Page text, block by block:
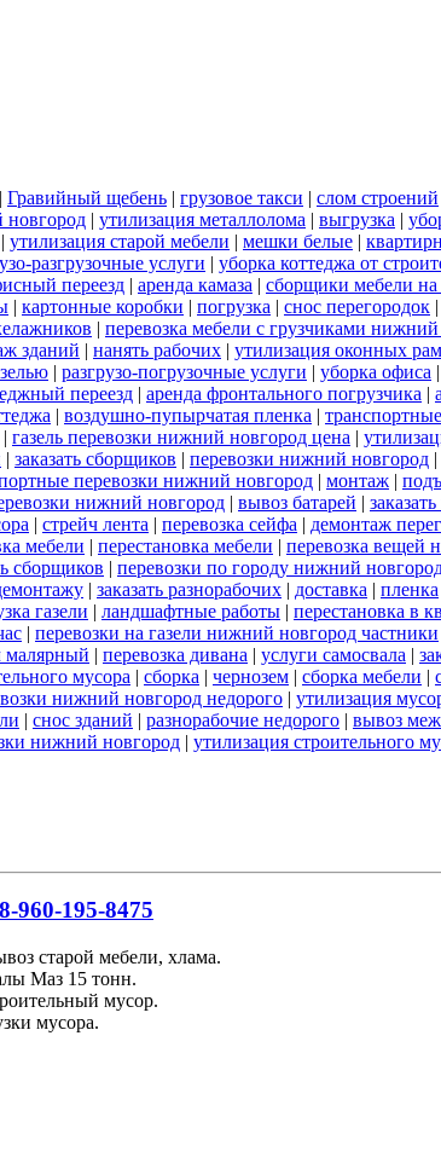
| Гравийный щебень | грузовое такси | слом строений
новгород | утилизация металлолома | выгрузка |
| утилизация старой мебели | мешки белые |
разгрузочные услуги | уборка коттеджа от
переезд | аренда камаза | сборщики мебели на
| картонные коробки | погрузка | снос перегородок |
| перевозка мебели с грузчиками
зданий | нанять рабочих | утилизация оконных рам
| разгрузо-погрузочные услуги | уборка офиса |
переезд | аренда фронтального погрузчика |
| воздушно-пупырчатая пленка |
| газель перевозки нижний новгород цена |
| заказать сборщиков | перевозки нижний новгород |
перевозки нижний новгород | монтаж |
нижний новгород | вывоз батарей |
| стрейч лента | перевозка сейфа | демонтаж
мебели | перестановка мебели | перевозка вещей
сборщиков | перевозки по городу нижний
| заказать разнорабочих | доставка | пленка
газели | ландшафтные работы | перестановка в
| перевозки на газели нижний новгород частники
малярный | перевозка дивана | услуги самосвала |
мусора | сборка | чернозем | сборка мебели |
нижний новгород недорого | утилизация
| снос зданий | разнорабочие недорого | вывоз
нижний новгород | утилизация строительного
960-195-8475
старой мебели, хлама.
Маз 15 тонн.
мусор.
мусора.